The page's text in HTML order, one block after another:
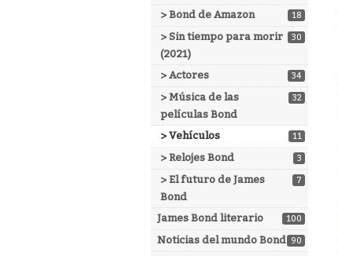
18
> Bond de Amazon
30
> Sin tiempo para morir
(2021)
34
> Actores
32
> Música de las
películas Bond
11
> Vehículos
3
> Relojes Bond
7
> El futuro de James
Bond
100
James Bond literario
90
Noticias del mundo Bond